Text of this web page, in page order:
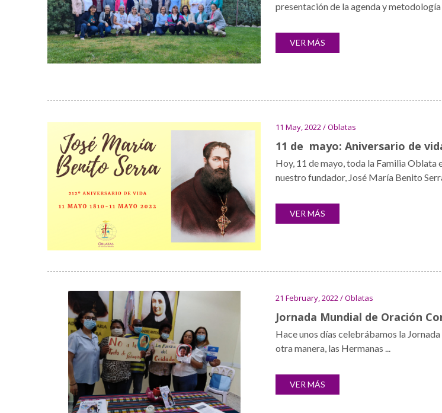
presentación de la agenda y metodología
VER MÁS
11 May, 2022 / Oblatas
11 de mayo: Aniversario de
Hoy, 11 de mayo, toda la Familia Oblata
nuestro fundador, José María Benito
VER MÁS
21 February, 2022 / Oblatas
Jornada Mundial de Oración
Hace unos días celebrábamos la
otra manera, las Hermanas ...
VER MÁS